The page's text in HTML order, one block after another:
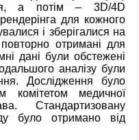
а потім – 3D/4D
для кожного
і зберігалися на
отримані для
дані були обстежені
аналізу були
Дослідження було
комітетом медичної
Стандартизовану
було отримано від